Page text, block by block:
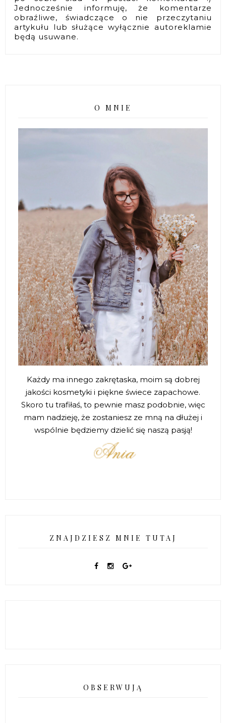
Jednocześnie informuję, że komentarze
obraźliwe, świadczące o nie przeczytaniu
artykułu lub służące wyłącznie autoreklamie
będą usuwane.
O MNIE
Każdy ma innego zakrętaska, moim są dobrej
jakości kosmetyki i piękne świece zapachowe.
Skoro tu trafiłaś, to pewnie masz podobnie, więc
mam nadzieję, że zostaniesz ze mną na dłużej i
wspólnie będziemy dzielić się naszą pasją!
ZNAJDZIESZ MNIE TUTAJ
OBSERWUJĄ